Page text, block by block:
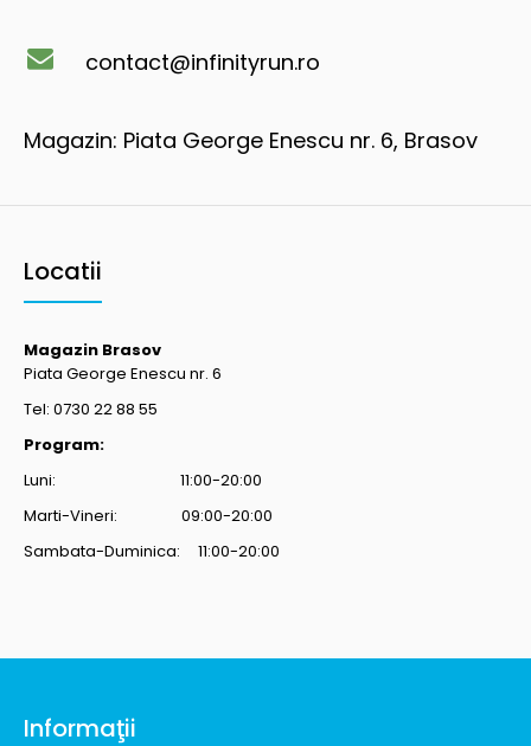
contact@infinityrun.ro
Magazin: Piata George Enescu nr. 6, Brasov
Locatii
Magazin Brasov
Piata George Enescu nr. 6
Tel: 0730 22 88 55
Program:
Luni: 11:00-20:00
Marti-Vineri: 09:00-20:00
Sambata-Duminica: 11:00-20:00
Informaţii